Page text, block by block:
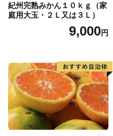
紀州完熟みかん１０ｋｇ（家
庭用大玉・２Ｌ又は３Ｌ）
9,000円